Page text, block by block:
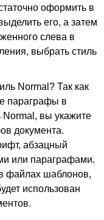
оформить в
его, а затем
слева в
выбрать стиль
Normal? Так как
параграфы в
Normal, вы укажите
документа.
абзацный
или параграфами.
файлах шаблонов,
использован